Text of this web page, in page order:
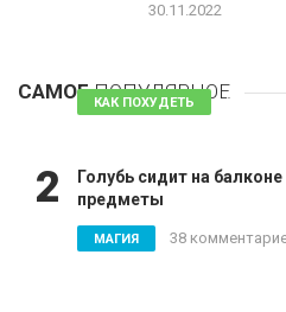
30.11.2022
САМОЕПОПУЛЯРНОЕ
КАК ПОХУДЕТЬ 81
2
Голубь сидит на
предметы
МАГИЯ 38